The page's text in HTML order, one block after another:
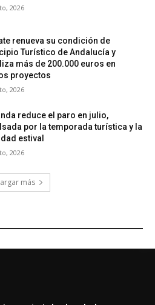
2026
renueva su condición de
Turístico de Andalucía y
más de 200.000 euros en
proyectos
2026
reduce el paro en julio,
por la temporada turística y la
estival
2026
más